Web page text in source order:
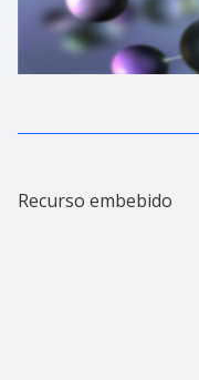
Recurso embebido